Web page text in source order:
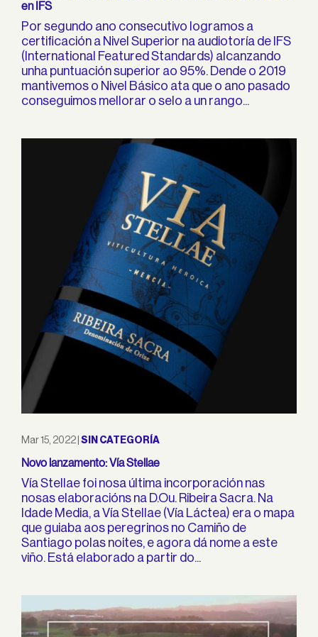
en IFS
Por segundo ano consecutivo logramos a
certificación a Nivel Superior na audiotoría de IFS
(International Featured Standards) alcanzando
unha puntuación superior ao 95%. Dende o 2019
mantivemos o Nivel Básico ata que o ano pasado
conseguimos mellorar o selo a un rango...
Mar 15, 2022 SIN CATEGORÍA
Novo lanzamento: Vía Stellae
Vía Stellae foi nosa última incorporación nas
nosas elaboracións na D.Ou. Ribeira Sacra. Na
Idade Media, a Vía Stellae (Vía Láctea) era o mapa
que guiaba aos peregrinos no Camiño de
Santiago polas noites, e agora dá nome a este
viño. Está elaborado a partir do...